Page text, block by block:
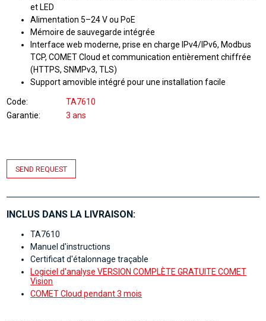
et LED
Alimentation 5–24 V ou PoE
Mémoire de sauvegarde intégrée
Interface web moderne, prise en charge IPv4/IPv6, Modbus
TCP, COMET Cloud et communication entièrement chiffrée
(HTTPS, SNMPv3, TLS)
Support amovible intégré pour une installation facile
Code
TA7610
Garantie
3 ans
SEND REQUEST
INCLUS DANS LA LIVRAISON:
TA7610
Manuel d'instructions
Certificat d'étalonnage traçable
Logiciel d'analyse VERSION COMPLÈTE GRATUITE COMET
Vision
COMET Cloud pendant 3 mois